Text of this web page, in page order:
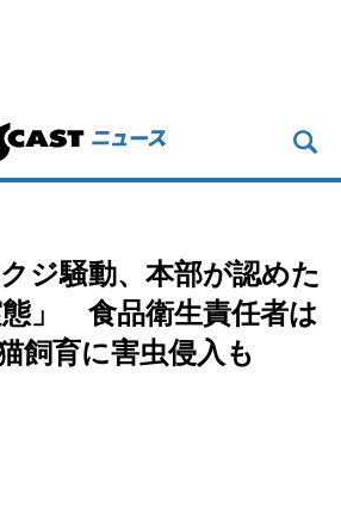
ジ騒動、本部が認めた
態」 食品衛生責任者は
飼育に害虫侵入も